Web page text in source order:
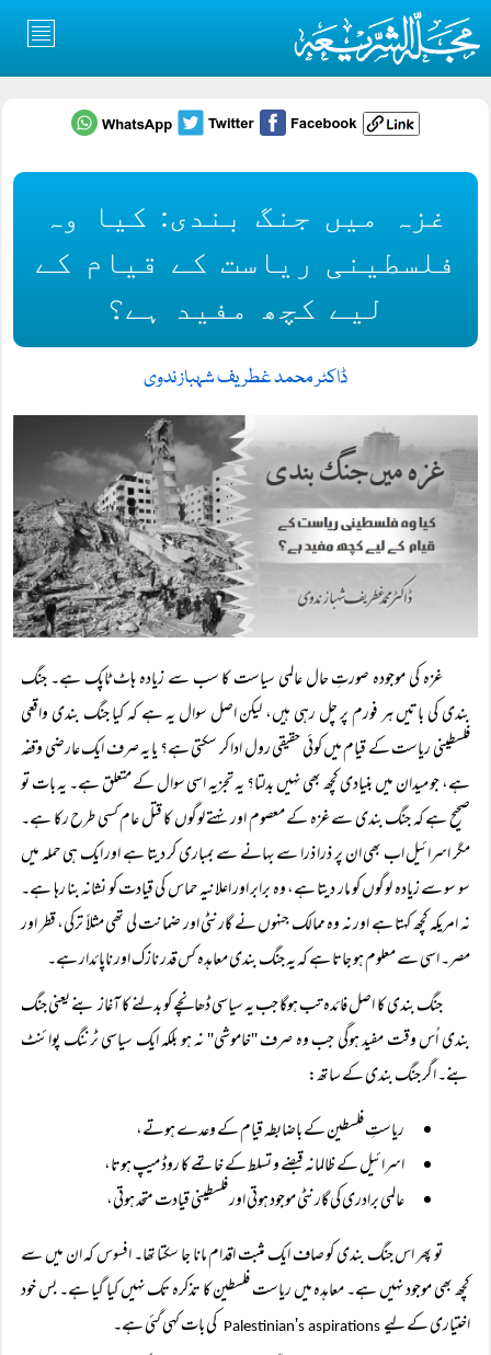
غزہ میں جنگ بندی: کیا وہ
فلسطینی ریاست کے قیام کے
لیے کچھ مفید ہے؟
ڈاکٹر محمد غطریف شہباز ندوی
غزہ کی موجودہ صورتِ حال عالمی سیاست کا سب سے زیادہ ہاٹ ٹاپک ہے۔ جنگ
بندی کی باتیں ہر فورم پر چل رہی ہیں، لیکن اصل سوال یہ ہے کہ کیا جنگ بندی واقعی
فلسطینی ریاست کے قیام میں کوئی حقیقی رول ادا کر سکتی ہے؟ یا یہ صرف ایک عارضی وقفہ
ہے، جو میدان میں بنیادی کچھ بھی نہیں بدلتا؟ یہ تجزیہ اسی سوال کے متعلق ہے۔ یہ بات تو
صحیح ہے کہ جنگ بندی سے غزہ کے معصوم اور نہتے لوگوں کا قتل عام کسی طرح رکا ہے۔
مگر اسرائیل اب بھی ان پر ذرا ذرا سے بہانے سے بمباری کر دیتا ہے اور ایک ہی حملہ میں
سو سو سے زیادہ لوگوں کو مار دیتا ہے، وہ برابر اور اعلانیہ حماس کی قیادت کو نشانہ بنا رہا ہے۔
نہ امریکہ کچھ کہتا ہے اور نہ وہ ممالک جنہوں نے گارنٹی اور ضمانت لی تھی مثلاً ترکی، قطر اور
مصر۔ اسی سے معلوم ہو جاتا ہے کہ یہ جنگ بندی معاہدہ کس قدر نازک اور ناپائدار ہے۔
جنگ بندی کا اصل فائدہ تب ہوگا جب یہ سیاسی ڈھانچے کو بدلنے کا آغاز بنے یعنی جنگ
بندی اُس وقت مفید ہوگی جب وہ صرف ''خاموشی'' نہ ہو بلکہ ایک سیاسی ٹرننگ پوائنٹ
بنے۔ اگر جنگ بندی کے ساتھ:
ریاستِ فلسطین کے باضابطہ قیام کے وعدے ہوتے،
اسرائیل کے ظالمانہ قبضے و تسلط کے خاتمے کا روڈ میپ ہوتا،
عالمی برادری کی گارنٹی موجود ہوتی اور فلسطینی قیادت متحد ہوتی،
تو پھر اس جنگ بندی کو صاف ایک مثبت اقدام مانا جا سکتا تھا۔ افسوس کہ ان میں سے
کچھ بھی موجود نہیں ہے۔ معاہدہ میں ریاست فلسطین کا تذکرہ تک نہیں کیا گیا ہے۔ بس خود
اختیاری کے لیے Palestinian
's aspirations
کی بات کہی گئی ہے۔